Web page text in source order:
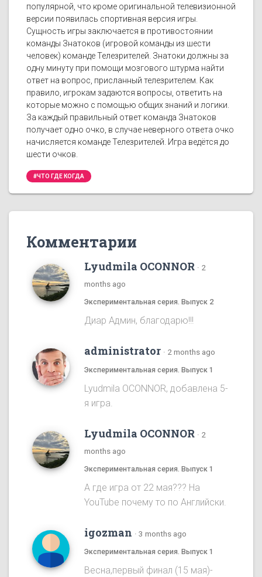
популярной, что кроме оригинальной телевизионной
версии появилась спортивная версия игры.
Сущность игры заключается в противостоянии
команды Знатоков (игровой команды из шести
человек) команде Телезрителей. Знатоки должны за
одну минуту при помощи мозгового штурма найти
ответ на вопрос, присланный телезрителем. Как
правило, игрокам задаются вопросы, ответить на
которые можно с помощью общих знаний и логики.
За каждый правильный ответ команда Знатоков
получает одно очко, в случае неверного ответа очко
начисляется команде Телезрителей. Игра ведётся до
шести очков.
#ЧТО ГДЕ КОГДА
Комментарии
Lyudmila OCONNOR · 2
months ago
Экспериментальная серия. Выпуск 2
Диар Админ, благодарю!!!
administrator · 2 months ago
Экспериментальная серия. Выпуск 1
Lyudmila OCONNOR, добавлена 5-
я игра.
Lyudmila OCONNOR · 2
months ago
Экспериментальная серия. Выпуск 1
А где игра от 22 мая??? На
YouTube почему то по Английски.
igozman · 3 months ago
Экспериментальная серия. Выпуск 1
Весна,первый финал (15 мая)-